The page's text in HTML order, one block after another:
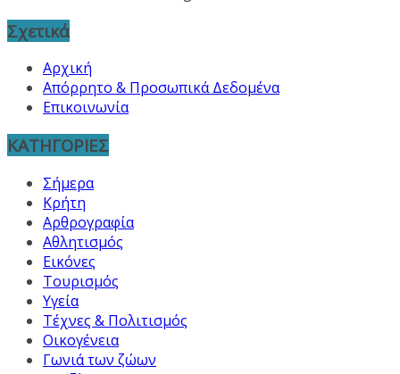
Σχετικά
Αρχική
Απόρρητο & Προσωπικά Δεδομένα
Επικοινωνία
ΚΑΤΗΓΟΡΙΕΣ
Σήμερα
Κρήτη
Αρθρογραφία
Αθλητισμός
Εικόνες
Τουρισμός
Υγεία
Τέχνες & Πολιτισμός
Οικογένεια
Γωνιά των ζώων